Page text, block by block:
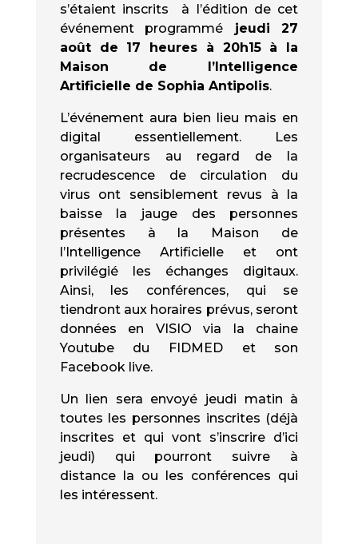
s’étaient inscrits à l’édition de cet
événement programmé jeudi 27
août de 17 heures à 20h15 à la
Maison de l’Intelligence
Artificielle de Sophia Antipolis.
L’événement aura bien lieu mais en
digital essentiellement. Les
organisateurs au regard de la
recrudescence de circulation du
virus ont sensiblement revus à la
baisse la jauge des personnes
présentes à la Maison de
l’Intelligence Artificielle et ont
privilégié les échanges digitaux.
Ainsi, les conférences, qui se
tiendront aux horaires prévus, seront
données en VISIO via la chaine
Youtube du FIDMED et son
Facebook live.
Un lien sera envoyé jeudi matin à
toutes les personnes inscrites (déjà
inscrites et qui vont s’inscrire d’ici
jeudi) qui pourront suivre à
distance la ou les conférences qui
les intéressent.